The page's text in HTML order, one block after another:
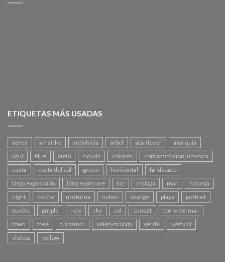
ETIQUETAS MÁS USADAS
aerea amarillo andalucia arbol atardecer
axarquia
azul
blue cielo clouds colores
contaminacion luminica
costa
costa del sol green horizontal
landscape
larga exposición
long exposure luz malaga mar
naranja
night
noche nocturna nubes orange playa
portrait
pueblo
purple rojo sky sol sunset
torre del mar
town
tree turquesa velez-malaga verde
vertical
violeta
yellow